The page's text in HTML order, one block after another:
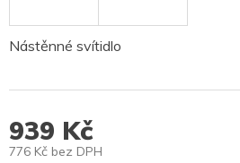
Nástěnné svítidlo
939 Kč
776 Kč bez DPH